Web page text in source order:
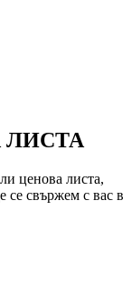
ЛИСТА
ценова листа,
се свържем с вас в